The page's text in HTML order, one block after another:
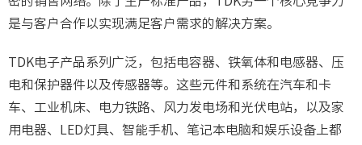
是与客户合作以实现满足客户需求的解决方案。
TDK电子产品系列广泛，包括电容器、铁氧体和电感器、压
电和保护器件以及传感器等。这些元件和系统在汽车和卡
车、工业机床、电力铁路、风力发电场和光伏电站，以及家
用电器、LED灯具、智能手机、笔记本电脑和娱乐设备上都